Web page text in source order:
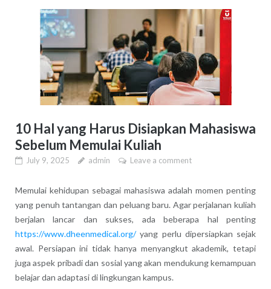
10 Hal yang Harus Disiapkan Mahasiswa
Sebelum Memulai Kuliah
July 9, 2025 admin Leave a comment
Memulai kehidupan sebagai mahasiswa adalah momen penting
yang penuh tantangan dan peluang baru. Agar perjalanan kuliah
berjalan lancar dan sukses, ada beberapa hal penting
https://www.dheenmedical.org/yang perlu dipersiapkan sejak
awal. Persiapan ini tidak hanya menyangkut akademik, tetapi
juga aspek pribadi dan sosial yang akan mendukung kemampuan
belajar dan adaptasi di lingkungan kampus.